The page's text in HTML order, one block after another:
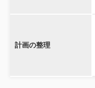
計画の整理